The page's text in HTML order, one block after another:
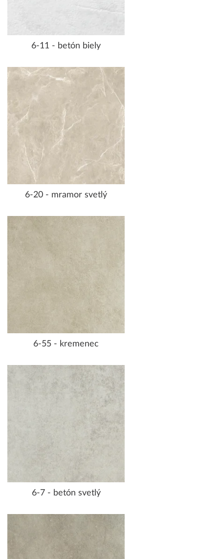
6-11 - betón biely
6-20 - mramor svetlý
6-55 - kremenec
6-7 - betón svetlý